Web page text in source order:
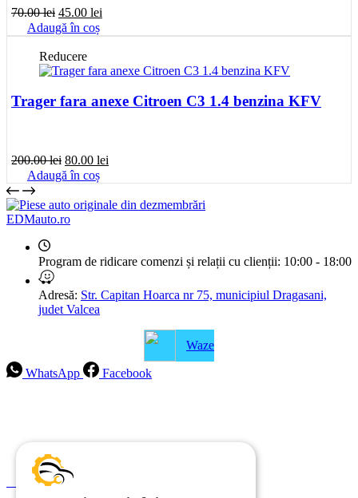
70.00lei Prețul
inițial
a
fost:
70.00 lei.
45.00 lei
este:
Adaugă în coș
Reducere
Trager fara anexe Citroen C3 1.4 benzina KFV
200.00lei Prețul
inițial
a
fost:
200.00 lei.
80.00 lei
este:
80.00 lei.
Adaugă în coș
EDMauto.ro
Program de ridicare comenzi și relații cu clienții: 10:00 - 18:00
Adresă: Str. Capitan Hoarca nr 75, municipiul Dragasani,
judet Valcea
Waze
WhatsApp
Facebook
Politica de ramburs și retur
Formular de retur